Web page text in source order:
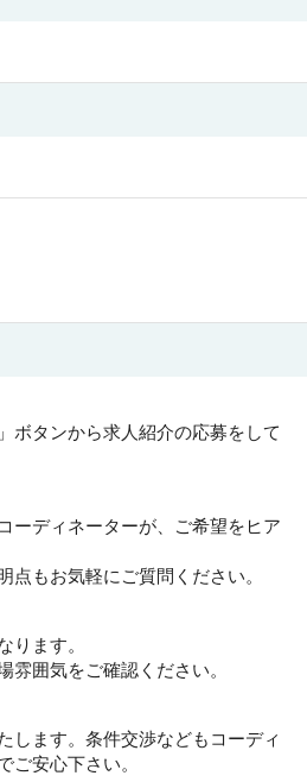
ボタンから求人紹介の応募をして
ーディネーターが、ご希望をヒア
点もお気軽にご質問ください。
ります。
雰囲気をご確認ください。
します。条件交渉などもコーディ
ご安心下さい。